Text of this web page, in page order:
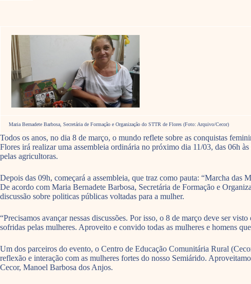
Maria Bernadete Barbosa, Secretária de Formação e Organização do STTR de Flores (Foto: Arquivo/Cecor)
Todos os anos, no dia 8 de março, o mundo reflete sobre as conquistas
Flores irá realizar uma assembleia ordinária no próximo dia 11/03, das 06h
pelas agricultoras.
Depois das 09h, começará a assembleia, que traz como pauta: “Marcha das
De acordo com Maria Bernadete Barbosa, Secretária de Formação e
discussão sobre politicas públicas voltadas para a mulher.
“Precisamos avançar nessas discussões. Por isso, o 8 de março deve ser
sofridas pelas mulheres. Aproveito e convido todas as mulheres e homens
Um dos parceiros do evento, o Centro de Educação Comunitária Rural
reflexão e interação com as mulheres fortes do nosso Semiárido.
Cecor, Manoel Barbosa dos Anjos.